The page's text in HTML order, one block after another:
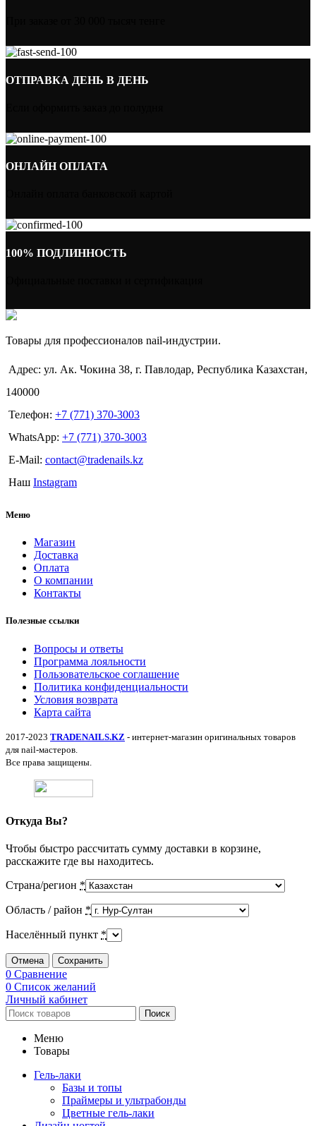
ОТПРАВКА ДЕНЬ В ДЕНЬ
ОНЛАЙН ОПЛАТА
100% ПОДЛИННОСТЬ
Товары для профессионалов nail-индустрии.
Адрес: ул. Ак. Чокина 38, г. Павлодар, Республика Казахстан,
140000
Телефон: +7 (771) 370-3003
WhatsApp: +7 (771) 370-3003
E-Mail: contact@tradenails.kz
Наш Instagram
Меню
Магазин
Доставка
Оплата
О компании
Контакты
Полезные ссылки
Вопросы и ответы
Программа лояльности
Пользовательское соглашение
Политика конфиденциальности
Условия возврата
Карта сайта
2017-2023 TRADENAILS.KZ - интернет-магазин оригинальных товаров
для nail-мастеров.
Все права защищены.
Откуда Вы?
Чтобы быстро рассчитать сумму доставки в корзине,
расскажите где вы находитесь.
Страна/регион *
Область / район *
Населённый пункт *
Отмена Сохранить
0 Сравнение
0 Список желаний
Личный кабинет
Поиск
Меню
Товары
Гель-лаки
Базы и топы
Праймеры и ультрабонды
Цветные гель-лаки